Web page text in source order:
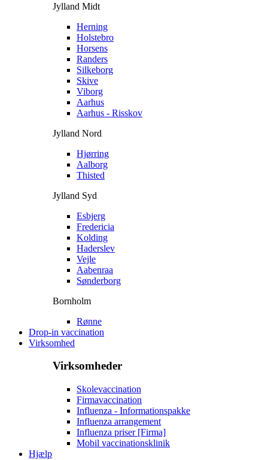
Jylland Midt
Herning
Holstebro
Horsens
Randers
Silkeborg
Skive
Viborg
Aarhus
Aarhus - Risskov
Jylland Nord
Hjørring
Aalborg
Thisted
Jylland Syd
Esbjerg
Fredericia
Kolding
Haderslev
Vejle
Aabenraa
Sønderborg
Bornholm
Rønne
Drop-in vaccination
Virksomhed
Virksomheder
Skolevaccination
Firmavaccination
Influenza - Informationspakke
Influenza arrangement
Influenza priser [Firma]
Mobil vaccinationsklinik
Hjælp